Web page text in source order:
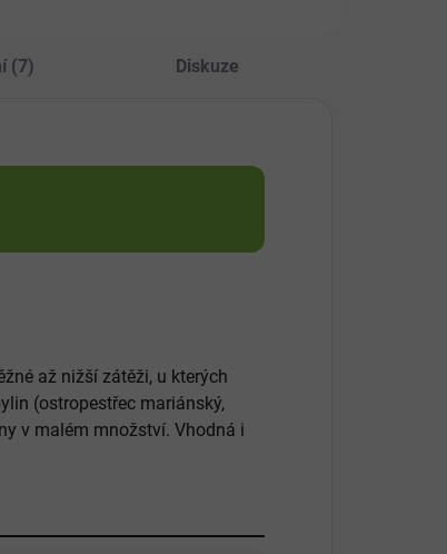
(7) Diskuze
až nižší zátěži, u kterých
(ostropestřec mariánský,
v malém množství. Vhodná i